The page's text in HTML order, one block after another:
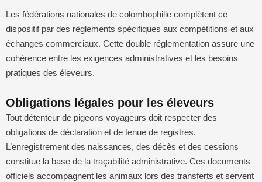
Les fédérations nationales de colombophilie complètent ce
dispositif par des règlements spécifiques aux compétitions et aux
échanges commerciaux. Cette double réglementation assure une
cohérence entre les exigences administratives et les besoins
pratiques des éleveurs.
Obligations légales pour les éleveurs
Tout détenteur de pigeons voyageurs doit respecter des
obligations de déclaration et de tenue de registres.
L’enregistrement des naissances, des décès et des cessions
constitue la base de la traçabilité administrative. Ces documents
officiels accompagnent les animaux lors des transferts et servent